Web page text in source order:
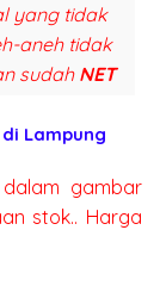
yang tidak
aneh tidak
sudah NET
di Lampung
gambar
stok.. Harga